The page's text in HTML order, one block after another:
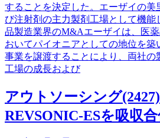
することを決定した。エーザイの美
び注射剤の主力製剤工場として機
品製造業界のM&Aエーザイは、医
おいてパイオニアとしての地位を
事業を譲渡することにより、両社の
工場の成長および
アウトソーシング
REVSONIC-ESを吸収